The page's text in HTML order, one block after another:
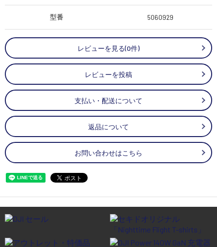
型番 5060929
レビューを見る(0件)
レビューを投稿
支払い・配送について
返品について
お問い合わせはこちら